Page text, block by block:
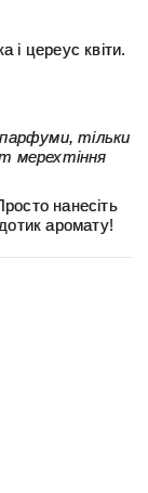
і цереус квіти.
тільки
мерехтіння
нанесіть
аромату!